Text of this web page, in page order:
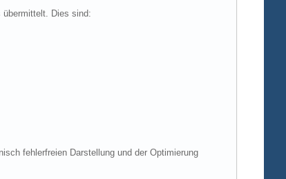
übermittelt. Dies sind:
fehlerfreien Darstellung und der Optimierung